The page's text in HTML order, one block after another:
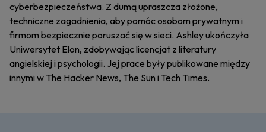
cyberbezpieczeństwa. Z dumą upraszcza złożone,
techniczne zagadnienia, aby pomóc osobom prywatnym i
firmom bezpiecznie poruszać się w sieci. Ashley ukończyła
Uniwersytet Elon, zdobywając licencjat z literatury
angielskiej i psychologii. Jej prace były publikowane między
innymi w The Hacker News, The Sun i Tech Times.